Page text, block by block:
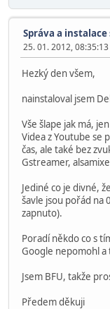
Správa a
25. 01. 2012, 08:35:13
Hezký den všem,
nainstaloval jsem
Vše šlape jak má,
Videa z Youtube se
čas, ale také bez
Gstreamer,
Jediné co je divné,
šavle jsou pořád na
zapnuto).
Poradí někdo co s
Google nepomohl a
Jsem BFU, takže
Předem děkuji